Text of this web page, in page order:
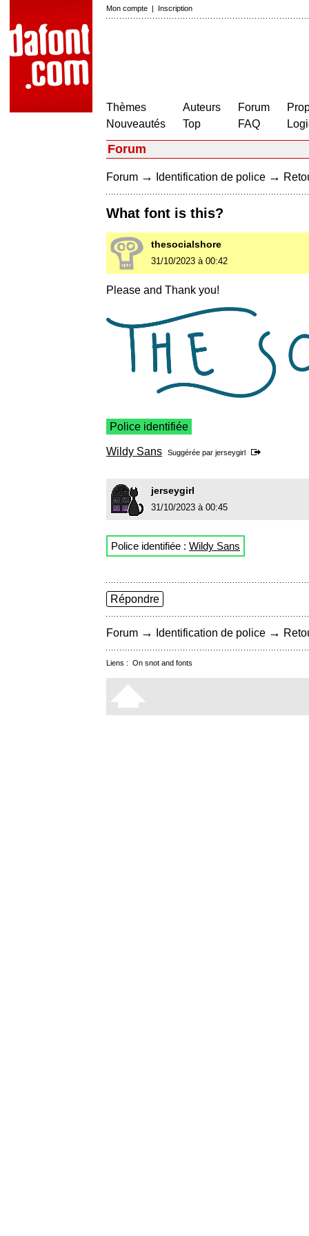
Mon compte | Inscription
Thèmes
Nouveautés
Auteurs
Top
Forum
FAQ
Forum
Forum → Identification de police →
What font is this?
thesocialshore
31/10/2023 à 00:42
Please and Thank you!
Police identifiée
Wildy Sans Suggérée par jerseygirl
jerseygirl
31/10/2023 à 00:45
Police identifiée : Wildy Sans
Répondre
Forum → Identification de police →
Liens : On snot and fonts